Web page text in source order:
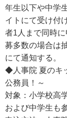
年生以下や中学
イトにて受け付
者1人まで同時
募多数の場合は
にて通知する。
◆人事院 夏のキ
公務員！～
対象：小学校高
および中学生も